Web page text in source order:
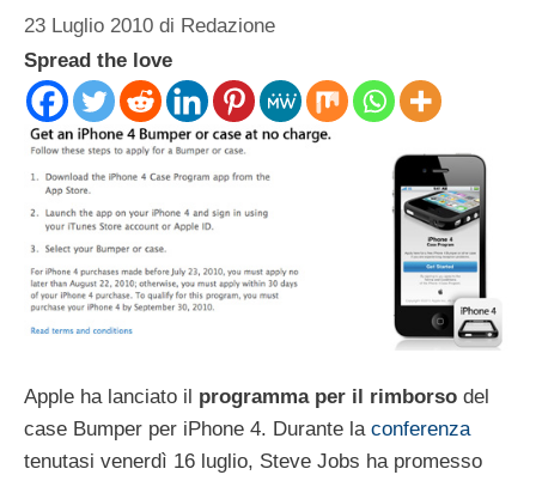
23 Luglio 2010 di Redazione
Spread the love
Apple ha lanciato il programma per il rimborso del
case Bumper per iPhone 4. Durante laconferenza
tenutasi venerdì 16 luglio, Steve Jobs ha promesso